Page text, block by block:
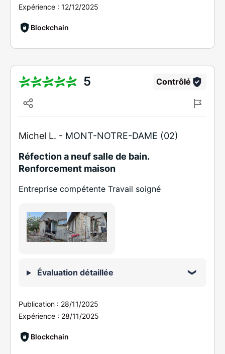
Expérience : 12/12/2025
Blockchain
5 Contrôlé
Michel L. - MONT-NOTRE-DAME (02)
Réfection a neuf salle de bain.
Renforcement maison
Entreprise compétente Travail soigné
Évaluation détaillée
Publication : 28/11/2025
Expérience : 28/11/2025
Blockchain